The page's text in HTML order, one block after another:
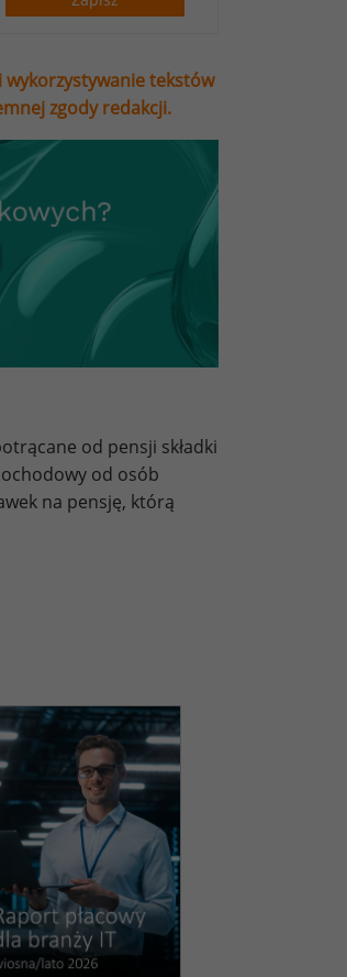
tekstów
zgody redakcji.
od pensji składki
od osób
na pensję, którą